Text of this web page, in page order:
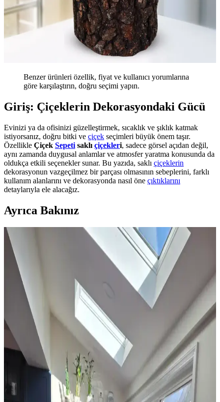
Benzer ürünleri özellik, fiyat ve kullanıcı yorumlarına
göre karşılaştırın, doğru seçimi yapın.
Giriş: Çiçeklerin Dekorasyondaki Gücü
Evinizi ya da ofisinizi güzelleştirmek, sıcaklık ve şıklık katmak
istiyorsanız, doğru bitki ve çiçek seçimleri büyük önem taşır.
Özellikle Çiçek Sepeti saklı çiçekleri, sadece görsel açıdan değil,
aynı zamanda duygusal anlamlar ve atmosfer yaratma konusunda da
oldukça etkili seçenekler sunar. Bu yazıda, saklı çiçeklerin
dekorasyonun vazgeçilmez bir parçası olmasının sebeplerini, farklı
kullanım alanlarını ve dekorasyonda nasıl öne çıktıklarını
detaylarıyla ele alacağız.
Ayrıca Bakınız
Ev Dekorasyonunda Halı Seçimi: Renk Dengesi ve
Uyum Prensipleriyle Mekan Tasarımı
Ev dekorasyonunda halı seçimi, renk dengesi ve desen uyumu ile
mekanın atmosferini belirler. 60/30/10 prensibi ve mobilyalarla
uyum, yaşam alanına sıcaklık ve kişilik katar.
Yatak Odası Perde Seçimi ve Asma Teknikleri:
Estetik ve Fonksiyonel Yaklaşımlar
Yatak odası perdelerinde doğru seçim ve asma teknikleri, mekanın
estetiğini ve enerji verimliliğini artırır. Pelmet kullanımı ve uygun
perde çubuğu destekleriyle konfor sağlanır.
Sherwin Williams Cream & Sugar Duvar Rengine
Uyumlu Perde Seçimi ve Ton Çakışması Önleme
Yöntemleri